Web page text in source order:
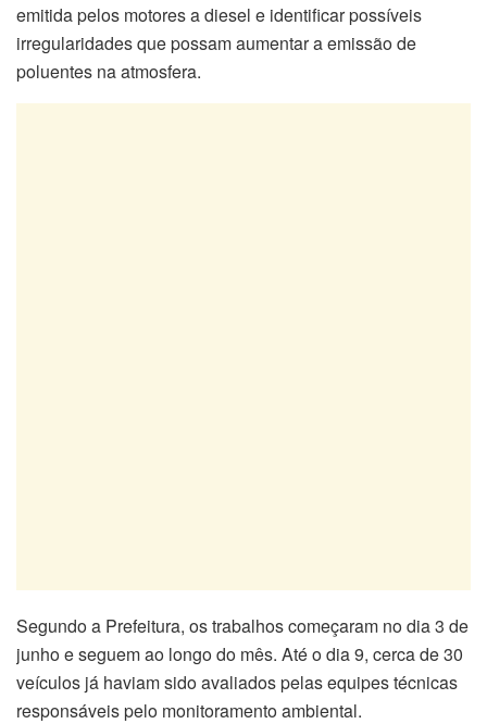
emitida pelos motores a diesel e identificar possíveis
irregularidades que possam aumentar a emissão de
poluentes na atmosfera.
Segundo a Prefeitura, os trabalhos começaram no dia 3 de
junho e seguem ao longo do mês. Até o dia 9, cerca de 30
veículos já haviam sido avaliados pelas equipes técnicas
responsáveis pelo monitoramento ambiental.